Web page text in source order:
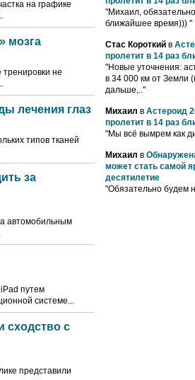
на графике
мозга
не
лечения глаз
типов тканей
за
автомобильным
путем
системе...
сходство с
представили
"Михаил,
ближайшее время))) "
Стас Короткий в
пролетит в 14 раз
"Новые уточнения:
в 34 000 км от Земли
дальше,.."
Михаил в Астероид
пролетит в 14 раз
"Мы всё вымрем как
Михаил в
может стать самой
десятилетие
"Обязательно будем